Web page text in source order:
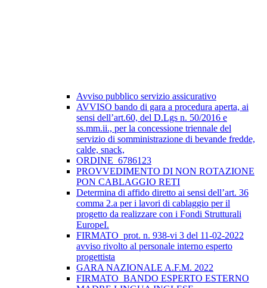
Avviso pubblico servizio assicurativo
AVVISO bando di gara a procedura aperta, ai
sensi dell’art.60, del D.Lgs n. 50/2016 e
ss.mm.ii., per la concessione triennale del
servizio di somministrazione di bevande fredde,
calde, snack,
ORDINE_6786123
PROVVEDIMENTO DI NON ROTAZIONE
PON CABLAGGIO RETI
Determina di affido diretto ai sensi dell’art. 36
comma 2.a per i lavori di cablaggio per il
progetto da realizzare con i Fondi Strutturali
EuropeI.
FIRMATO_prot. n. 938-vi 3 del 11-02-2022
avviso rivolto al personale interno esperto
progettista
GARA NAZIONALE A.F.M. 2022
FIRMATO_BANDO ESPERTO ESTERNO